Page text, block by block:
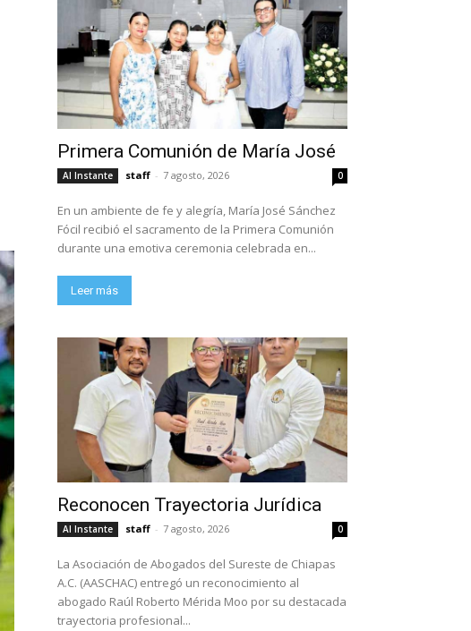
Primera Comunión de María José
Al Instante staff - 7 agosto, 2026 0
En un ambiente de fe y alegría, María José Sánchez
Fócil recibió el sacramento de la Primera Comunión
durante una emotiva ceremonia celebrada en...
Leer más
Reconocen Trayectoria Jurídica
Al Instante staff - 7 agosto, 2026 0
La Asociación de Abogados del Sureste de Chiapas
A.C. (AASCHAC) entregó un reconocimiento al
abogado Raúl Roberto Mérida Moo por su destacada
trayectoria profesional...